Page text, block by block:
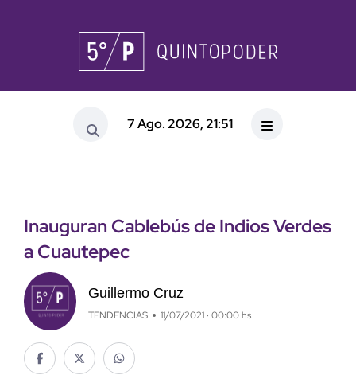
7 Ago. 2026, 21:51
Inauguran Cablebús de Indios Verdes
a Cuautepec
Guillermo Cruz
TENDENCIAS 11/07/2021 · 00:00 hs